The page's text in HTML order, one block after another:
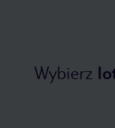
Wybierz